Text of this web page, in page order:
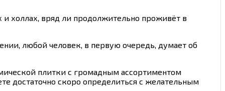
холлах, вряд ли продолжительно проживёт в
любой человек, в первую очередь, думает об
плитки с громадным ассортиментом
достаточно скоро определиться с желательным